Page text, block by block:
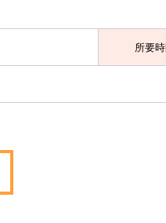
所要